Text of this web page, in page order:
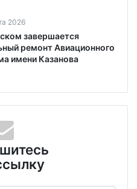
2026
завершается
ремонт Авиационного
имени Казанова